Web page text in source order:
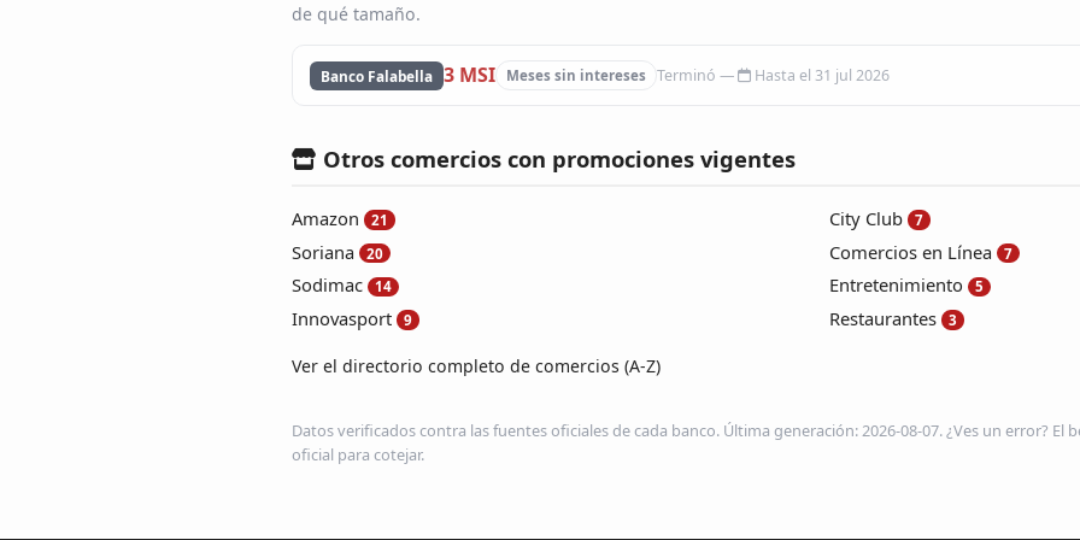
de qué tamaño.
Banco Falabella 3 MSI Meses sin intereses Hasta el 31 jul 2026
Otros comercios con promociones vigentes
Amazon 21
Soriana 20
Sodimac 14
Innovasport 9
City Club 7
Comercios en Línea 7
Entretenimiento 5
Restaurantes 3
Ver el directorio completo de comercios (A-Z)
Datos verificados contra las fuentes oficiales de cada banco. Última generación: 2026-08-07. ¿Ves un error? El
oficial para cotejar.